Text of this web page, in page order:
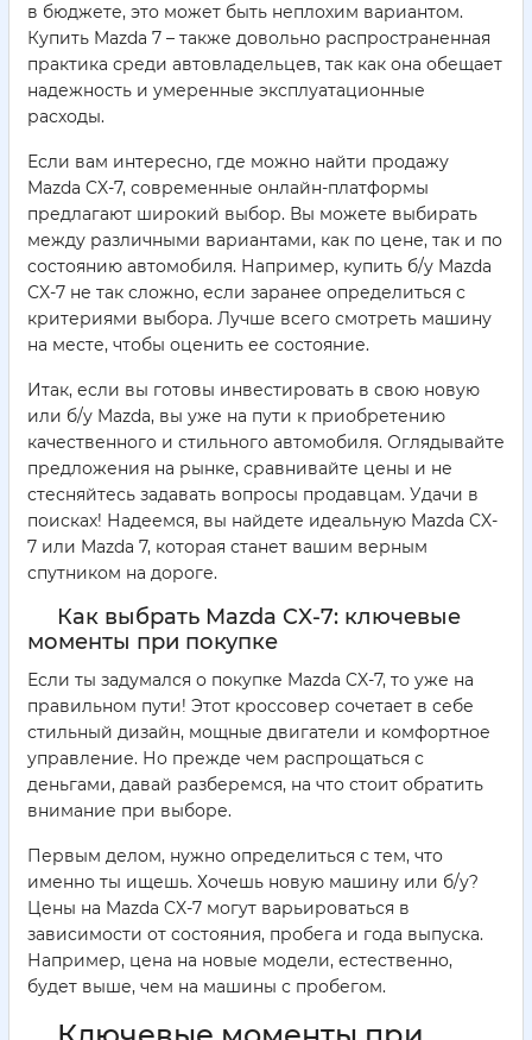
в бюджете, это может быть неплохим вариантом.
Купить Mazda 7 – также довольно распространенная
практика среди автовладельцев, так как она обещает
надежность и умеренные эксплуатационные
расходы.
Если вам интересно, где можно найти продажу
Mazda CX-7, современные онлайн-платформы
предлагают широкий выбор. Вы можете выбирать
между различными вариантами, как по цене, так и по
состоянию автомобиля. Например, купить б/у Mazda
CX-7 не так сложно, если заранее определиться с
критериями выбора. Лучше всего смотреть машину
на месте, чтобы оценить ее состояние.
Итак, если вы готовы инвестировать в свою новую
или б/у Mazda, вы уже на пути к приобретению
качественного и стильного автомобиля. Оглядывайте
предложения на рынке, сравнивайте цены и не
стесняйтесь задавать вопросы продавцам. Удачи в
поисках! Надеемся, вы найдете идеальную Mazda CX-
7 или Mazda 7, которая станет вашим верным
спутником на дороге.
Как выбрать Mazda CX-7: ключевые
моменты при покупке
Если ты задумался о покупке Mazda CX-7, то уже на
правильном пути! Этот кроссовер сочетает в себе
стильный дизайн, мощные двигатели и комфортное
управление. Но прежде чем распрощаться с
деньгами, давай разберемся, на что стоит обратить
внимание при выборе.
Первым делом, нужно определиться с тем, что
именно ты ищешь. Хочешь новую машину или б/у?
Цены на Mazda CX-7 могут варьироваться в
зависимости от состояния, пробега и года выпуска.
Например, цена на новые модели, естественно,
будет выше, чем на машины с пробегом.